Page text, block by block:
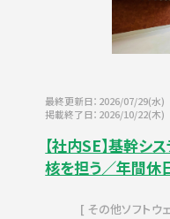
最終更新日：2026/07/29(水)
掲載終了日：2026/10/22(木)
【社内SE】基幹シ
核を担う／年間休
その他ソフトウ